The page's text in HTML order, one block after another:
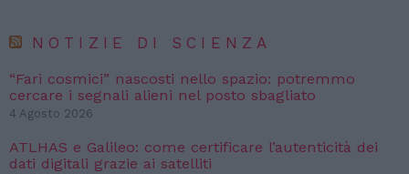
NOTIZIE DI SCIENZA
“Fari cosmici” nascosti nello spazio: potremmo
cercare i segnali alieni nel posto sbagliato
4 Agosto 2026
ATLHAS e Galileo: come certificare l’autenticità dei
dati digitali grazie ai satelliti